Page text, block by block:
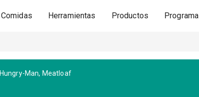
Comidas Herramientas Productos Programa
Hungry-Man, Meatloaf